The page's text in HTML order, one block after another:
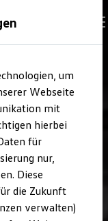
um
Webseite
mit
hierbei
für
nur,
Diese
die Zukunft
verwalten)